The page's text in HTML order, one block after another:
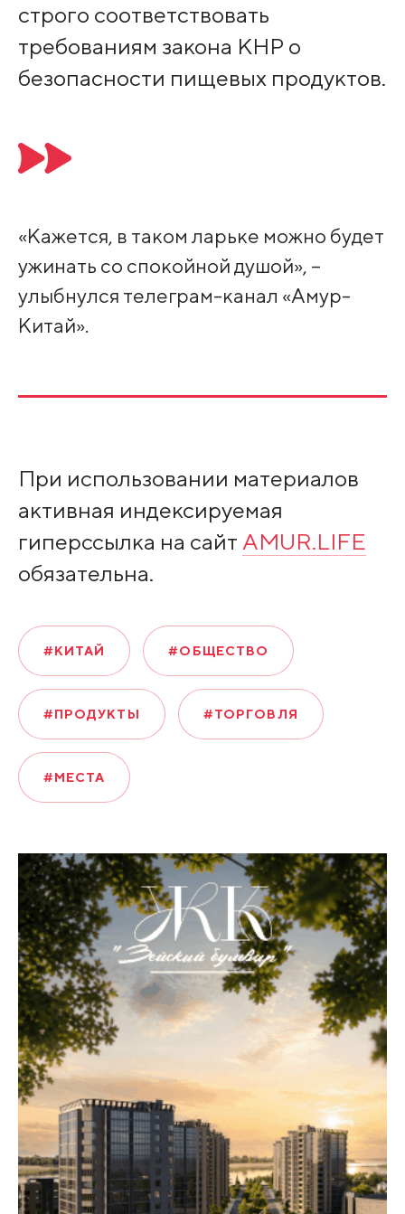
строго соответствовать
требованиям закона КНР о
безопасности пищевых продуктов.
«Кажется, в таком ларьке можно будет
ужинать со спокойной душой», –
улыбнулся телеграм-канал «Амур-
Китай».
При использовании материалов
активная индексируемая
гиперссылка на сайт AMUR.LIFE
обязательна.
#КИТАЙ #ОБЩЕСТВО
#ПРОДУКТЫ #ТОРГОВЛЯ
#МЕСТА